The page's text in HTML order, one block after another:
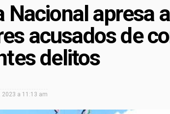
Nacional apresa
acusados de
delitos
2023 a 11:13 am